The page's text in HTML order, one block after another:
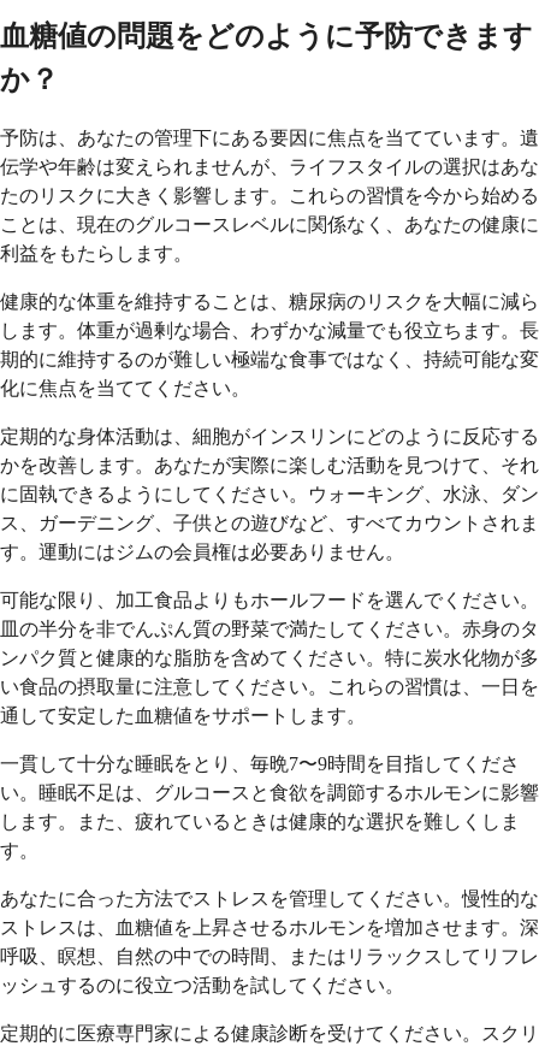
血糖値の問題をどのように予防できます
か？
予防は、あなたの管理下にある要因に焦点を当てています。遺
伝学や年齢は変えられませんが、ライフスタイルの選択はあな
たのリスクに大きく影響します。これらの習慣を今から始める
ことは、現在のグルコースレベルに関係なく、あなたの健康に
利益をもたらします。
健康的な体重を維持することは、糖尿病のリスクを大幅に減ら
します。体重が過剰な場合、わずかな減量でも役立ちます。長
期的に維持するのが難しい極端な食事ではなく、持続可能な変
化に焦点を当ててください。
定期的な身体活動は、細胞がインスリンにどのように反応する
かを改善します。あなたが実際に楽しむ活動を見つけて、それ
に固執できるようにしてください。ウォーキング、水泳、ダン
ス、ガーデニング、子供との遊びなど、すべてカウントされま
す。運動にはジムの会員権は必要ありません。
可能な限り、加工食品よりもホールフードを選んでください。
皿の半分を非でんぷん質の野菜で満たしてください。赤身のタ
ンパク質と健康的な脂肪を含めてください。特に炭水化物が多
い食品の摂取量に注意してください。これらの習慣は、一日を
通して安定した血糖値をサポートします。
一貫して十分な睡眠をとり、毎晩7〜9時間を目指してくださ
い。睡眠不足は、グルコースと食欲を調節するホルモンに影響
します。また、疲れているときは健康的な選択を難しくしま
す。
あなたに合った方法でストレスを管理してください。慢性的な
ストレスは、血糖値を上昇させるホルモンを増加させます。深
呼吸、瞑想、自然の中での時間、またはリラックスしてリフレ
ッシュするのに役立つ活動を試してください。
定期的に医療専門家による健康診断を受けてください。スクリ